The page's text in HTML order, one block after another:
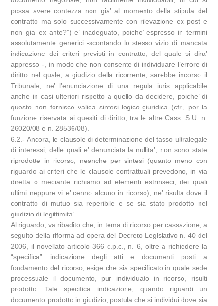
possa avere contezza non gia’ al momento della stipula del
contratto ma solo successivamente con rilevazione ex post e
non gia’ ex ante?”) e’ inadeguato, poiche’ espresso in termini
assolutamente generici -scontando lo stesso vizio di mancata
indicazione dei criteri previsti in contratto, del quale si dira’
appresso -, in modo che non consente di individuare l’errore di
diritto nel quale, a giudizio della ricorrente, sarebbe incorso il
Tribunale, ne’ l’enunciazione di una regula iuris applicabile
anche in casi ulteriori rispetto a quello da decidere, poiche’ di
questo non fornisce valida sintesi logico-giuridica (cfr., per la
funzione riservata ai quesiti di diritto, tra le altre Cass. S.U. n.
26020/08 e n. 28536/08).
6.2.- Ancora, le clausole di determinazione del tasso ultralegale
di interessi, delle quali e’ denunciata la nullita’, non sono state
riprodotte in ricorso, neanche per sintesi (quanto meno con
riguardo ai criteri che le clausole contrattuali prevedono, in via
diretta o mediante richiamo ad elementi estrinseci, dei quali
ultimi neppure vi e’ cenno alcuno in ricorso); ne’ risulta dove il
contratto di mutuo sia reperibile e se sia stato prodotto nel
giudizio di legittimita’.
Al riguardo, va ribadito che, in tema di ricorso per cassazione, a
seguito della riforma ad opera del Decreto Legislativo n. 40 del
2006, il novellato articolo 366 c.p.c., n. 6, oltre a richiedere la
“specifica” indicazione degli atti e documenti posti a
fondamento del ricorso, esige che sia specificato in quale sede
processuale il documento, pur individuato in ricorso, risulti
prodotto. Tale specifica indicazione, quando riguardi un
documento prodotto in giudizio, postula che si individui dove sia